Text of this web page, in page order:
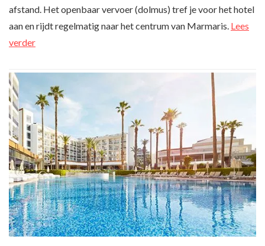
afstand. Het openbaar vervoer (dolmus) tref je voor het hotel
aan en rijdt regelmatig naar het centrum van Marmaris. Lees
verder